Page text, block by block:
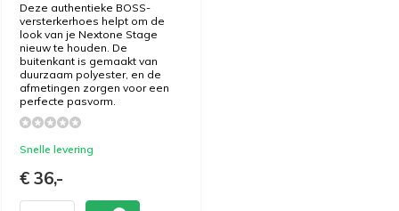
Deze authentieke BOSS-
versterkerhoes helpt om de
look van je Nextone Stage
nieuw te houden. De
buitenkant is gemaakt van
duurzaam polyester, en de
afmetingen zorgen voor een
perfecte pasvorm.
Snelle levering
€ 36,-